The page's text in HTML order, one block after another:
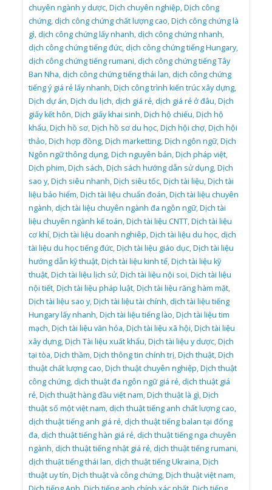
chuyên ngành y dược,Dịch chuyên nghiệp,Dịch công
chứng,dịch công chứng chất lượng cao,Dịch công chứng là
gì,dịch công chứng lấy nhanh,dịch công chứng nhanh,
dịch công chứng tiếng đức,dịch công chứng tiếng Hungary,
dịch công chứng tiếng rumani,dịch công chứng tiếng Tây
Ban Nha,dịch công chứng tiếng thái lan,dịch công chứng
tiếng ý giá rẻ lấy nhanh,Dịch công trình kiến trúc xây dựng,
Dịch dự án,Dịch du lịch,dịch giá rẻ,dịch giá rẻ ở đâu,Dịch
giấy kết hôn,Dịch giấy khai sinh,Dịch hộ chiếu,Dịch hộ
khẩu,Dịch hồ sơ,Dịch hồ sơ du học,Dịch hội chợ,Dịch hội
thảo,Dịch hợp đồng,Dịch marketting,Dịch ngôn ngữ,Dịch
Ngôn ngữ thông dụng,Dịch nguyên bản,Dịch pháp việt,
Dịch phim,Dịch sách,Dịch sách hướng dẫn sử dụng,Dịch
sao y,Dịch siêu nhanh,Dịch siêu tốc,Dịch tài liệu,Dịch tài
liệu bảo hiểm,Dịch tài liệu chuẩn đoán,Dịch tài liệu chuyên
ngành,dịch tài liệu chuyên ngành đa ngôn ngữ,Dịch tài
liệu chuyên ngành kế toán,Dịch tài liệu CNTT,Dịch tài liệu
cơ khí,Dịch tài liệu doanh nghiêp,Dịch tài liệu du học,dịch
tài liệu du học tiếng đức,Dịch tài liệu giáo dục,Dịch tài liệu
hướng dẫn kỹ thuật,Dịch tài liệu kinh tế,Dịch tài liệu kỹ
thuật,Dịch tài liệu lịch sử,Dịch tài liệu nội soi,Dịch tài liệu
nội tiết,Dịch tài liệu pháp luật,Dịch tài liệu răng hàm mặt,
Dịch tài liệu sao y,Dịch tài liệu tài chính,dịch tài liệu tiếng
Hungary lấy nhanh,Dịch tài liệu tiếng lào,Dịch tài liệu tim
mạch,Dịch tài liệu văn hóa,Dịch tài liệu xã hội,Dịch tài liệu
xây dựng,Dịch Tài liệu xuất khẩu,Dịch tài liệu y dược,Dịch
tại tòa,Dịch thầm,Dịch thông tin chính trị,Dịch thuật,Dịch
thuật chất lượng cao,Dịch thuật chuyên nghiệp,Dịch thuật
công chứng,dịch thuật đa ngôn ngữ giá rẻ,dịch thuật giá
rẻ,Dịch thuật hàng đầu việt nam,Dịch thuật là gì,Dịch
thuật số một việt nam,dịch thuật tiếng anh chất lượng cao,
dịch thuật tiếng anh giá rẻ,dịch thuật tiếng balan tại đống
đa,dịch thuật tiếng hàn giá rẻ,dịch thuật tiếng nga chuyên
ngành,dịch thuật tiếng nhật giá rẻ,dịch thuật tiếng rumani,
dịch thuật tiếng thái lan,dịch thuật tiếng Ukraina,Dịch
thuật uy tín,Dịch thuật và công chứng,Dịch thuật việt nam,